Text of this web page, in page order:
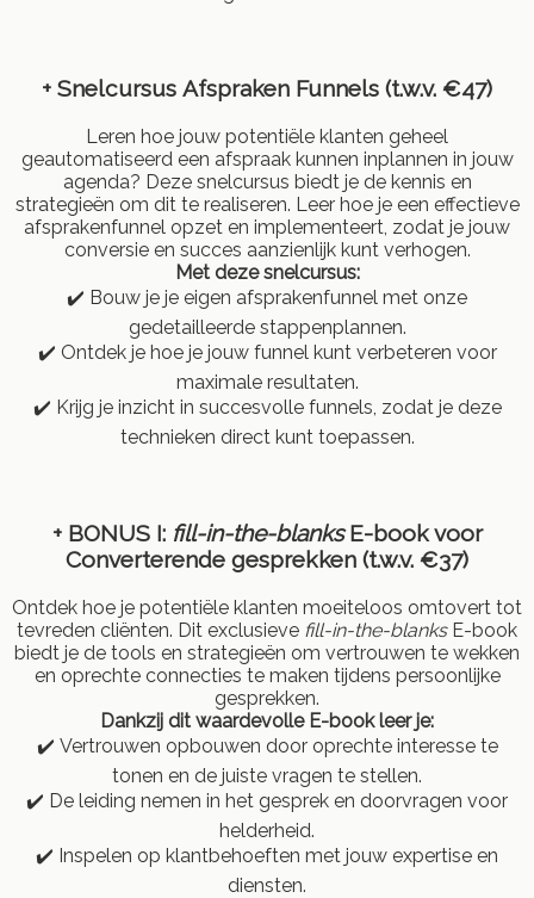
+ Snelcursus Afspraken Funnels (t.w.v. €47)
Leren hoe jouw potentiële klanten geheel
geautomatiseerd een afspraak kunnen inplannen in jouw
agenda? Deze snelcursus biedt je de kennis en
strategieën om dit te realiseren. Leer hoe je een effectieve
afsprakenfunnel opzet en implementeert, zodat je jouw
conversie en succes aanzienlijk kunt verhogen.
Met deze snelcursus:
✔️ Bouw je je eigen afsprakenfunnel met onze
gedetailleerde stappenplannen.
✔️ Ontdek je hoe je jouw funnel kunt verbeteren voor
maximale resultaten.
✔️ Krijg je inzicht in succesvolle funnels, zodat je deze
technieken direct kunt toepassen.
+ BONUS I: fill-in-the-blanksE-book voor
Converterende gesprekken (t.w.v. €37)
Ontdek hoe je potentiële klanten moeiteloos omtovert tot
tevreden cliënten. Dit exclusieve fill-in-the-blanksE-book
biedt je de tools en strategieën om vertrouwen te wekken
en oprechte connecties te maken tijdens persoonlijke
gesprekken.
Dankzij dit waardevolle E-book leer je:
✔️ Vertrouwen opbouwen door oprechte interesse te
tonen en de juiste vragen te stellen.
✔️ De leiding nemen in het gesprek en doorvragen voor
helderheid.
✔️ Inspelen op klantbehoeften met jouw expertise en
diensten.